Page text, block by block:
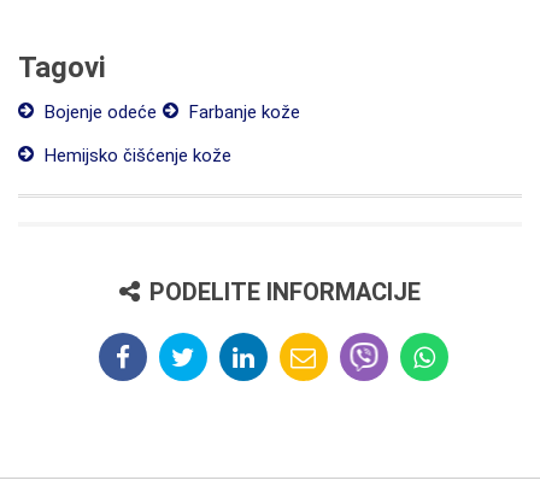
Tagovi
Bojenje odeće
Farbanje kože
Hemijsko čišćenje kože
PODELITE INFORMACIJE